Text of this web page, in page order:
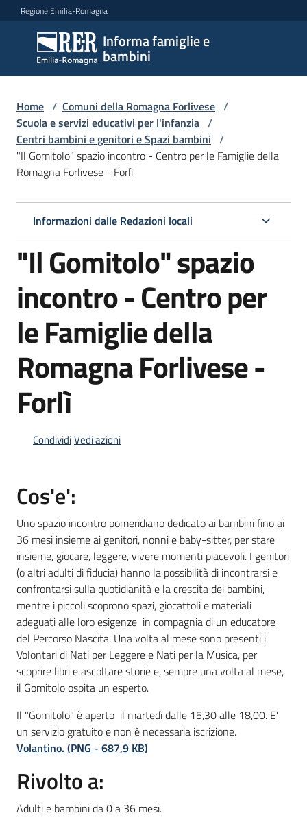
Vai al contenuto
Vai alla navigazione
Vai al footer
Regione Emilia-Romagna
Informa famiglie e
bambini
Informa
famiglie
e
bambini
Argomenti
Servizi
Centri
le
famiglie
Informazioni
locali
Home / Comuni della Romagna Forlivese /
Scuola e servizi educativi per l'infanzia /
Centri bambini e genitori e Spazi bambini /
"Il Gomitolo" spazio incontro - Centro per le Famiglie della
Romagna Forlivese - Forlì
Informazioni dalle Redazioni locali
"Il Gomitolo" spazio
incontro - Centro per
le Famiglie della
Romagna Forlivese -
Forlì
CondividiVedi azioni
Cos'e':
Uno spazio incontro pomeridiano dedicato ai bambini fino ai
36 mesi insieme ai genitori, nonni e baby-sitter, per stare
insieme, giocare, leggere, vivere momenti piacevoli. I genitori
(o altri adulti di fiducia) hanno la possibilità di incontrarsi e
confrontarsi sulla quotidianità e la crescita dei bambini,
mentre i piccoli scoprono spazi, giocattoli e materiali
adeguati alle loro esigenze in compagnia di un educatore
del Percorso Nascita. Una volta al mese sono presenti i
Volontari di Nati per Leggere e Nati per la Musica, per
scoprire libri e ascoltare storie e, sempre una volta al mese,
il Gomitolo ospita un esperto.
Il "Gomitolo" è aperto il martedì dalle 15,30 alle 18,00. E'
un servizio gratuito e non è necessaria iscrizione.
Volantino. (PNG - 687,9 KB)
Rivolto a:
Adulti e bambini da 0 a 36 mesi.